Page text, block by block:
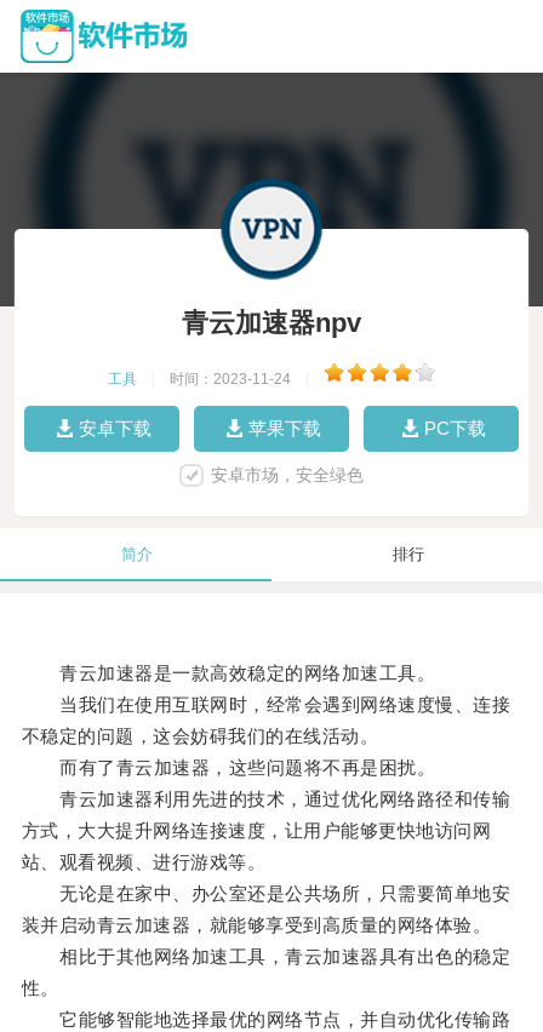
青云加速器npv
工具 时间：2023-11-24
安卓下载 苹果下载 PC下载
安卓市场，安全绿色
简介 排行
青云加速器是一款高效稳定的网络加速工具。
当我们在使用互联网时，经常会遇到网络速度慢、连接
不稳定的问题，这会妨碍我们的在线活动。
而有了青云加速器，这些问题将不再是困扰。
青云加速器利用先进的技术，通过优化网络路径和传输
方式，大大提升网络连接速度，让用户能够更快地访问网
站、观看视频、进行游戏等。
无论是在家中、办公室还是公共场所，只需要简单地安
装并启动青云加速器，就能够享受到高质量的网络体验。
相比于其他网络加速工具，青云加速器具有出色的稳定
性。
它能够智能地选择最优的网络节点，并自动优化传输路